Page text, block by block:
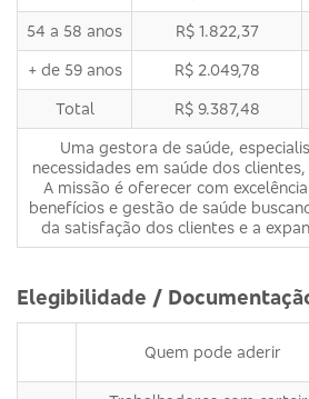
54 a 58 anos R$ 1.822,37
+ de 59 anos R$ 2.049,78
Total R$ 9.387,48
Uma gestora de saúde,
necessidades em saúde dos
A missão é oferecer com
benefícios e gestão de saúde
da satisfação dos clientes e a
Elegibilidade /
Quem pode aderir